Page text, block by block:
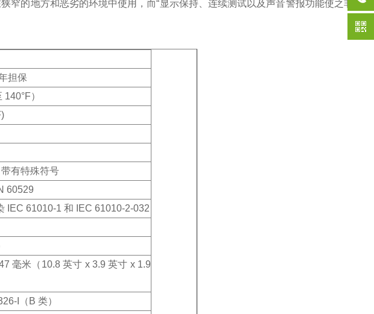
窄的地方和恶劣的环境中使用，而“显示保持、连续测试以及声音警报功能使之非
担保
）
有特殊符号
60529
IEC 61010-1 和 IEC 61010-2-032
毫米（10.8 英寸 x 3.9 英寸 x 1.9
I（B 类）